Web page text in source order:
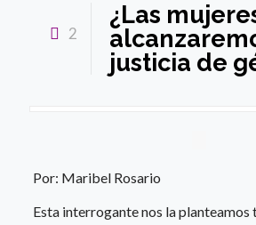
2
¿Las
justicia de
Por: Maribel Rosario
Esta interrogante nos la planteamos